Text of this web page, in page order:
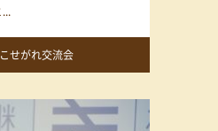
せがれ交流会